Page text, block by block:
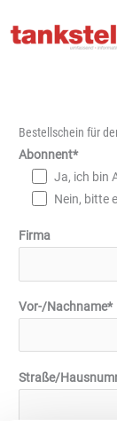
Inhalt
Bestellschein für
Abonnent*
Ja, ich bin
Nein, bitte
Firma
Vor-/Nachname*
Straße/